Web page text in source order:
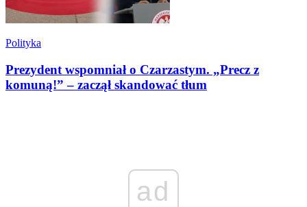
Polityka
Prezydent wspomniał o Czarzastym. „Precz z
komuną!” – zaczął skandować tłum
ad